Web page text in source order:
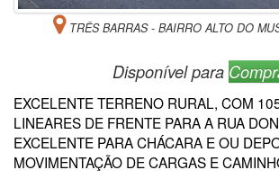
TRÊS BARRAS - BAIRRO ALTO DO
Disponível para
EXCELENTE TERRENO RURAL, COM
LINEARES DE FRENTE PARA A RUA
EXCELENTE PARA CHÁCARA E OU
MOVIMENTAÇÃO DE CARGAS E